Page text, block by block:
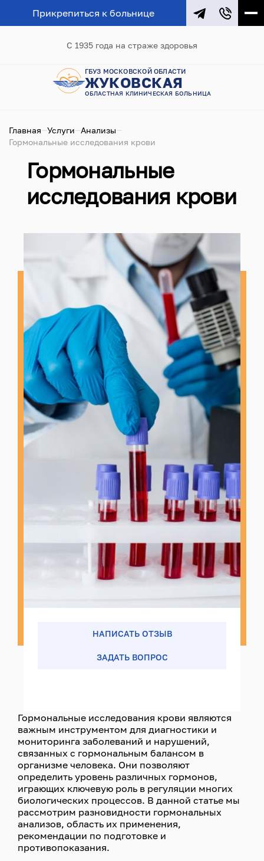
Прикрепиться к больнице
С 1935 года на страже здоровья
ГБУЗ МОСКОВСКОЙ ОБЛАСТИ
ЖУКОВСКАЯ
ОБЛАСТНАЯ КЛИНИЧЕСКАЯ БОЛЬНИЦА
Главная Услуги
Анализы
Гормональные исследования крови
Гормональные
исследования крови
НАПИСАТЬ ОТЗЫВ
ЗАДАТЬ ВОПРОС
Гормональные исследования крови являются
важным инструментом для диагностики и
мониторинга заболеваний и нарушений,
связанных с гормональным балансом в
организме человека. Они позволяют
определить уровень различных гормонов,
играющих ключевую роль в регуляции многих
биологических процессов. В данной статье мы
рассмотрим разновидности гормональных
анализов, область их применения,
рекомендации по подготовке и
противопоказания.